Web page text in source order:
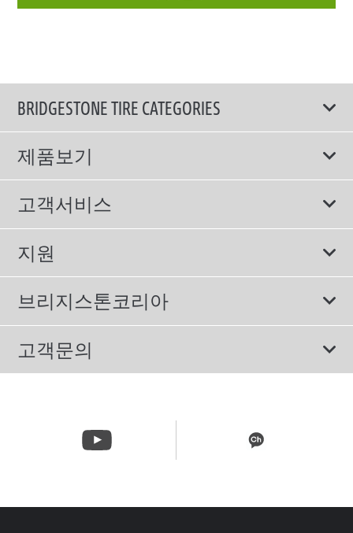
BRIDGESTONE TIRE CATEGORIES
제품보기
모두
스포츠 타이어
컴포트 타이어
친환경 타이어
SUV/RV 타이어
겨울용 타이어
고객서비스
보증서비스
에너지소비효율등급제도
지원
이용약관
개인정보처리방침
브리지스톤코리아
회사소개
올림픽활동
뉴스릴리즈
고객문의
주문&배송 문의 070-4398-2824